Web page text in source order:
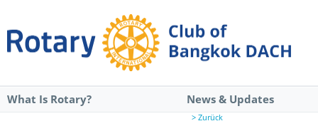
What Is Rotary? News & Updates
> Zurück